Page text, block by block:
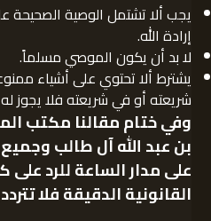
يجب ألا تشتمل الوصية الصحيحة
إرادة الله.
لا بد أن يكون الموصي مسلماً.
يشترط ألا تحتوي على أشياء
شريعته أو في شريعته فلا يجوز
وفي ختام مقالنا مكتب
بن عبد الله آل طالب
على مدار الساعة للرد
القانونية الدقيقة فلا